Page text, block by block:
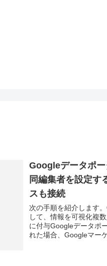
Googleデータポ
同編集者を設定す
スも接続
次の手順を紹介します
して、情報を可視化複
に付与Googleデータポ
れた場合、Googleマー